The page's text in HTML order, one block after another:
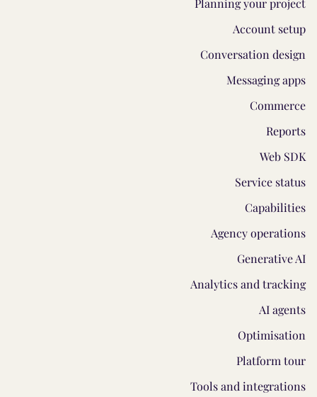
Planning your project
Account setup
Conversation design
Messaging apps
Commerce
Reports
Web SDK
Service status
Capabilities
Agency operations
Generative AI
Analytics and tracking
AI agents
Optimisation
Platform tour
Tools and integrations